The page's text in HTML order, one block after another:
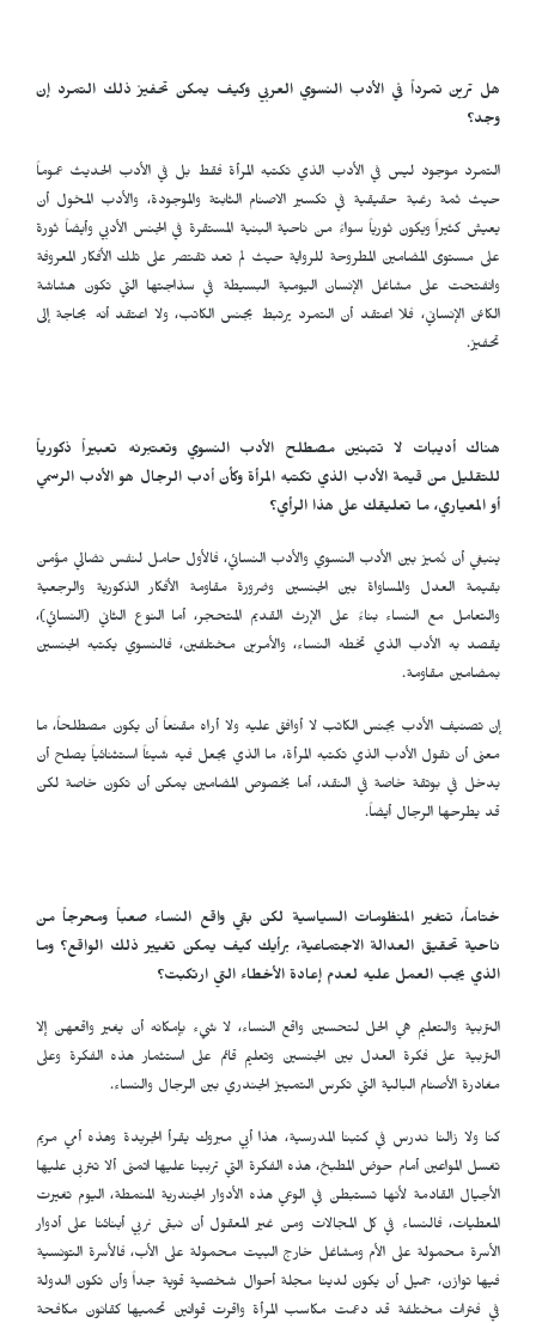
هل ترين تمرداً في الأدب النسوي العربي وكيف يمكن تحفيز ذلك التمرد إن
وجد؟
التمرد موجود ليس في الأدب الذي تكتبه المرأة فقط بل في الأدب الحديث عموماً
حيث ثمة رغبة حقيقية في تكسير الاصنام الثابتة والموجودة، والأدب المخول أن
يعيش كثيراً ويكون ثورياً سواءً من ناحية البنية المستقرة في الجنس الأدبي وأيضاً ثورة
على مستوى المضامين المطروحة للرواية حيث لم تعد تقتصر على تلك الأفكار المعروفة
وانفتحت على مشاغل الإنسان اليومية البسيطة في سذاجتها التي تكون هشاشة
الكائن الإنساني، فلا اعتقد أن التمرد يرتبط بجنس الكاتب، ولا اعتقد أنه بحاجة إلى
تحفيز.
هناك أديبات لا تتبنين مصطلح الأدب النسوي وتعتبرنه تعبيراً ذكورياً
للتقليل من قيمة الأدب الذي تكتبه المرأة وكأن أدب الرجال هو الأدب الرسمي
أو المعياري، ما تعليقك على هذا الرأي؟
ينبغي أن نُميز بين الأدب النسوي والأدب النسائي، فالأول حامل لنفس نضالي مؤمن
بقيمة العدل والمساواة بين الجنسين وضرورة مقاومة الأفكار الذكورية والرجعية
والتعامل مع النساء بناءً على الإرث القديم المتحجر، أما النوع الثاني (النسائي)،
يقصد به الأدب الذي تخطه النساء، والأمرين مختلفين، فالنسوي يكتبه الجنسين
بمضامين مقاومة.
إن تصنيف الأدب بجنس الكاتب لا أوافق عليه ولا أراه مقنعاً أن يكون مصطلحاً، ما
معنى أن نقول الأدب الذي تكتبه المرأة، ما الذي يجعل فيه شيئاً استثنائياً يصلح أن
يدخل في بوتقة خاصة في النقد، أما بخصوص المضامين يمكن أن تكون خاصة لكن
قد يطرحها الرجال أيضاً.
ختاماً، تتغير المنظومات السياسية لكن بقي واقع النساء صعباً ومحرجاً من
ناحية تحقيق العدالة الاجتماعية، برأيك كيف يمكن تغيير ذلك الواقع؟ وما
الذي يجب العمل عليه لعدم إعادة الأخطاء التي ارتكبت؟
التربية والتعليم هي الحل لتحسين واقع النساء، لا شيء بإمكانه أن يغير واقعهن إلا
التربية على فكرة العدل بين الجنسين وتعليم قائم على استثمار هذه الفكرة وعلى
مغادرة الأصنام البالية التي تكرس التمييز الجندري بين الرجال والنساء.
كنا ولا زالنا ندرس في كتبنا المدرسية، هذا أبي مبروك يقرأ الجريدة وهذه أمي مريم
تغسل المواعين أمام حوض المطبخ، هذه الفكرة التي تربينا عليها اتمنى ألا تتربى عليها
الأجيال القادمة لأنها تستبطن في الوعي هذه الأدوار الجندرية المنمطة، اليوم تغيرت
المعطيات، فالنساء في كل المجالات ومن غير المعقول أن نبقى نربي أبنائنا على أدوار
الأسرة محمولة على الأم ومشاغل خارج البيت محمولة على الأب، فالأسرة التونسية
فيها توازن، جميل أن يكون لدينا مجلة أحوال شخصية قوية جداً وأن تكون الدولة
في فترات مختلفة قد دعمت مكاسب المرأة واقرت قوانين تحميها كقانون مكافحة